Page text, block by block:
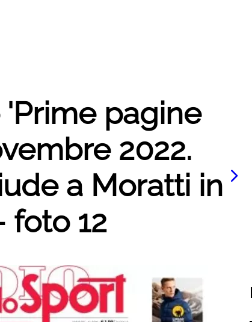
pagine
2022.
a Moratti in
foto 12